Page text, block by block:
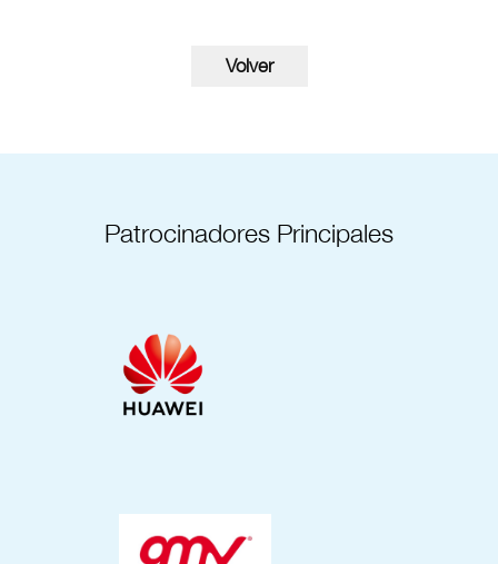
Patrocinadores Principales